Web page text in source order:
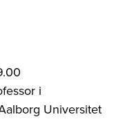
i
Universitet